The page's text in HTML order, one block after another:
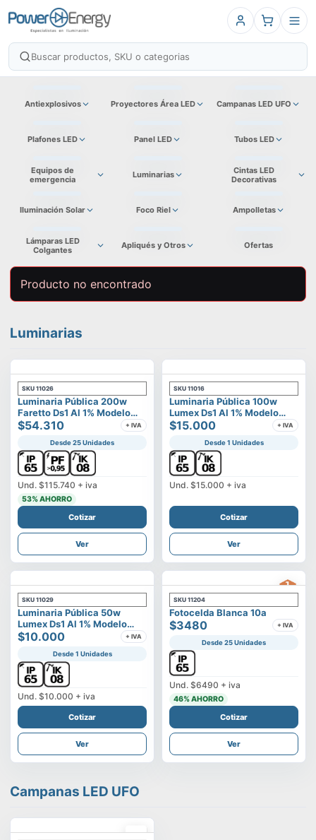
Antiexplosivos Proyectores Área LED Campanas LED UFO
Plafones LED Panel LED Tubos LED
Equipos de
emergencia
Luminarias
Cintas LED
Decorativas
Iluminación Solar Foco Riel Ampolletas
Lámparas LED
Colgantes
Apliqués y Otros Ofertas
Producto no encontrado
Luminarias
SKU 11026
Luminaria Pública 200w
Faretto Ds1 Al 1% Modelo
Calisto
$54.310 + IVA
Desde 25 Unidades
Und. $115.740 + iva
53% AHORRO
Cotizar
Ver
SKU 11016
Luminaria Pública 100w
Lumex Ds1 Al 1% Modelo
Vega
$15.000 + IVA
Desde 1 Unidades
Und. $15.000 + iva
Cotizar
Ver
SKU 11029
Luminaria Pública 50w
Lumex Ds1 Al 1% Modelo
Vega
$10.000 + IVA
Desde 1 Unidades
Und. $10.000 + iva
Cotizar
Ver
SKU 11204
Fotocelda Blanca 10a
$3480 + IVA
Desde 25 Unidades
Und. $6490 + iva
46% AHORRO
Cotizar
Ver
Campanas LED UFO